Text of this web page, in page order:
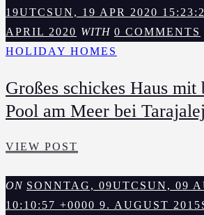
SENSATIONELLEM
FERNBLICK
NAHE
19UTCSUN, 19 APR 2020
APRIL 2020 WITH 0 COMMENTS
HOLIDAY HOMES
Großes schickes Haus mit
Pool am Meer bei
VIEW POST
AUS M
IT B
ON SONNTAG, 09UTCSUN, 09
10:10:57 +0000 9. AUGUST 2015